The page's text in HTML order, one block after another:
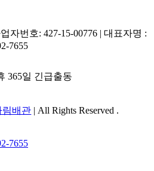
자번호: 427-15-00776 | 대표자명 :
7655
365일 긴급출동
림배관 | All Rights Reserved .
7655